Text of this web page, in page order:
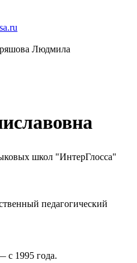
Людмила
школ "ИнтерГлосса"
педагогический
с 1995 года.